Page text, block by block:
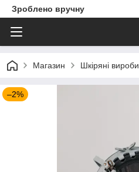
Зроблено вручну
Магазин Шкіряні вироби
–2%